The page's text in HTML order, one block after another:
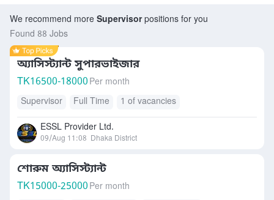
We recommend more Supervisorpositions for you
Found 88 Jobs
অ্যাসিস্ট্যান্ট সুপারভাইজার
TK16500-18000 Per month
Supervisor
Full Time 1 of vacancies
ESSL Provider Ltd.
09/Aug 11:08 Dhaka District
শোরুম অ্যাসিস্ট্যান্ট
TK15000-25000 Per month